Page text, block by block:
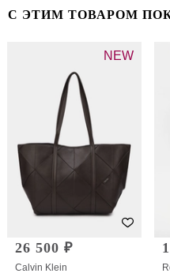
С ЭТИМ ТОВАРОМ
NEW
26 500 ₽
Calvin Klein